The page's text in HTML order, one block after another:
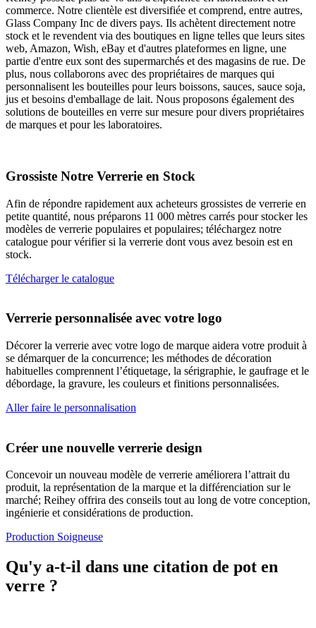
commerce. Notre clientèle est diversifiée et comprend, entre autres,
Glass Company Inc de divers pays. Ils achètent directement notre
stock et le revendent via des boutiques en ligne telles que leurs sites
web, Amazon, Wish, eBay et d'autres plateformes en ligne, une
partie d'entre eux sont des supermarchés et des magasins de rue. De
plus, nous collaborons avec des propriétaires de marques qui
personnalisent les bouteilles pour leurs boissons, sauces, sauce soja,
jus et besoins d'emballage de lait. Nous proposons également des
solutions de bouteilles en verre sur mesure pour divers propriétaires
de marques et pour les laboratoires.
Grossiste Notre Verrerie en Stock
Afin de répondre rapidement aux acheteurs grossistes de verrerie en
petite quantité, nous préparons 11 000 mètres carrés pour stocker les
modèles de verrerie populaires et populaires; téléchargez notre
catalogue pour vérifier si la verrerie dont vous avez besoin est en
stock.
Télécharger le catalogue
Verrerie personnalisée avec votre logo
Décorer la verrerie avec votre logo de marque aidera votre produit à
se démarquer de la concurrence; les méthodes de décoration
habituelles comprennent l’étiquetage, la sérigraphie, le gaufrage et le
débordage, la gravure, les couleurs et finitions personnalisées.
Aller faire le personnalisation
Créer une nouvelle verrerie design
Concevoir un nouveau modèle de verrerie améliorera l’attrait du
produit, la représentation de la marque et la différenciation sur le
marché; Reihey offrira des conseils tout au long de votre conception,
ingénierie et considérations de production.
Production Soigneuse
Qu'y a-t-il dans une citation de pot en
verre ?